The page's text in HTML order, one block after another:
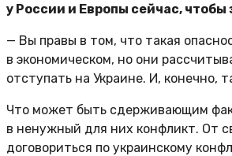
у России и Европы сейчас, чтобы
— Вы правы в том, что такая
в экономическом, но они
отступать на Украине. И, конечно,
Что может быть сдерживающим
в ненужный для них конфликт. От
договориться по украинскому